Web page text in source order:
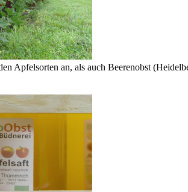
Apfelsorten an, als auch Beerenobst